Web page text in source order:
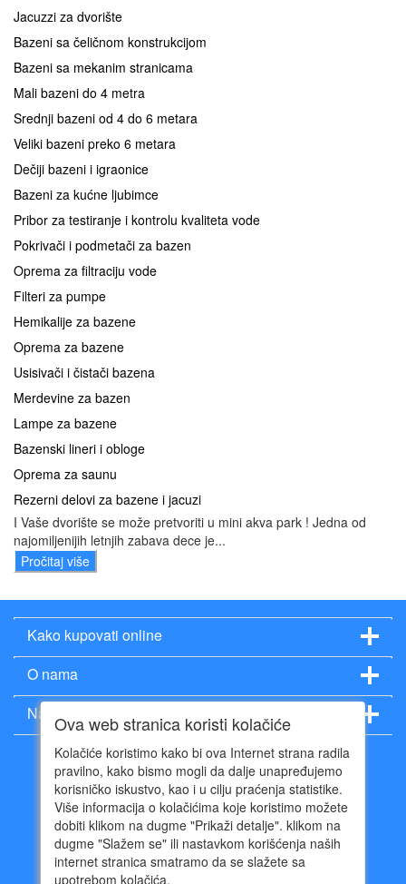
Jacuzzi za dvorište
Bazeni sa čeličnom konstrukcijom
Bazeni sa mekanim stranicama
Mali bazeni do 4 metra
Srednji bazeni od 4 do 6 metara
Veliki bazeni preko 6 metara
Dečiji bazeni i igraonice
Bazeni za kućne ljubimce
Pribor za testiranje i kontrolu kvaliteta vode
Pokrivači i podmetači za bazen
Oprema za filtraciju vode
Filteri za pumpe
Hemikalije za bazene
Oprema za bazene
Usisivači i čistači bazena
Merdevine za bazen
Lampe za bazene
Bazenski lineri i obloge
Oprema za saunu
Rezerni delovi za bazene i jacuzi
I Vaše dvorište se može pretvoriti u mini akva park ! Jedna od
najomiljenijih letnjih zabava dece je...
Pročitaj više
Kako kupovati online
O nama
Način plaćanja
011 402 96 54
064 640 97 95
info@suncandan.rs
Radno vreme:
Ova web stranica koristi kolačiće
Kolačiće koristimo kako bi ova Internet strana radila
pravilno, kako bismo mogli da dalje unapređujemo
korisničko iskustvo, kao i u cilju praćenja statistike.
Više informacija o kolačićima koje koristimo možete
dobiti klikom na dugme "Prikaži detalje". klikom na
dugme "Slažem se" ili nastavkom korišćenja naših
internet stranica smatramo da se slažete sa
upotrebom kolačića.